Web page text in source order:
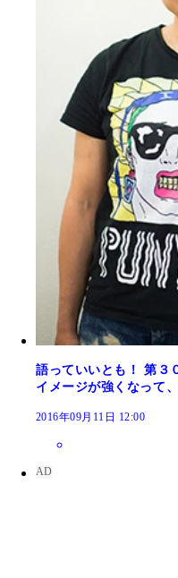
語っていいとも！ 第３
イメージが強くなって
2016年09月11日 12:00